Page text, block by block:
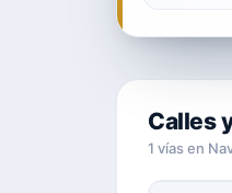
Calles
1 vías en